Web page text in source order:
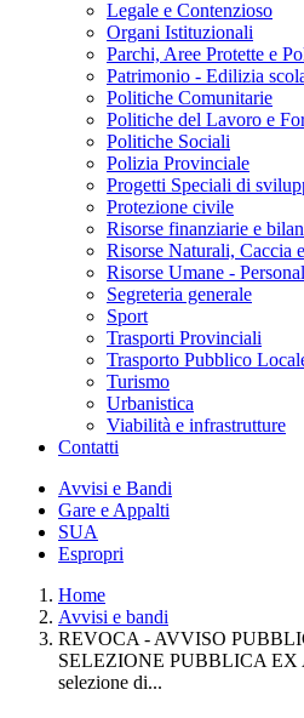
Legale e Contenzioso
Organi Istituzionali
Parchi, Aree Protette e
Patrimonio - Edilizia
Politiche Comunitarie
Politiche del Lavoro e
Politiche Sociali
Polizia Provinciale
Progetti Speciali di
Protezione civile
Risorse finanziarie e
Risorse Naturali, Caccia
Risorse Umane -
Segreteria generale
Sport
Trasporti Provinciali
Trasporto Pubblico
Turismo
Urbanistica
Viabilità e infrastrutture
Contatti
Avvisi e Bandi
Gare e Appalti
SUA
Espropri
Home
Avvisi e bandi
REVOCA - AVVISO
SELEZIONE PUBBLICA EX
selezione di...